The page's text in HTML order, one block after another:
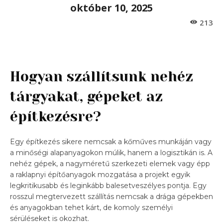
október 10, 2025
213
Hogyan szállítsunk nehéz
tárgyakat, gépeket az
építkezésre?
Egy építkezés sikere nemcsak a kőműves munkáján vagy
a minőségi alapanyagokon múlik, hanem a logisztikán is. A
nehéz gépek, a nagyméretű szerkezeti elemek vagy épp
a raklapnyi építőanyagok mozgatása a projekt egyik
legkritikusabb és leginkább balesetveszélyes pontja. Egy
rosszul megtervezett szállítás nemcsak a drága gépekben
és anyagokban tehet kárt, de komoly személyi
sérüléseket is okozhat.